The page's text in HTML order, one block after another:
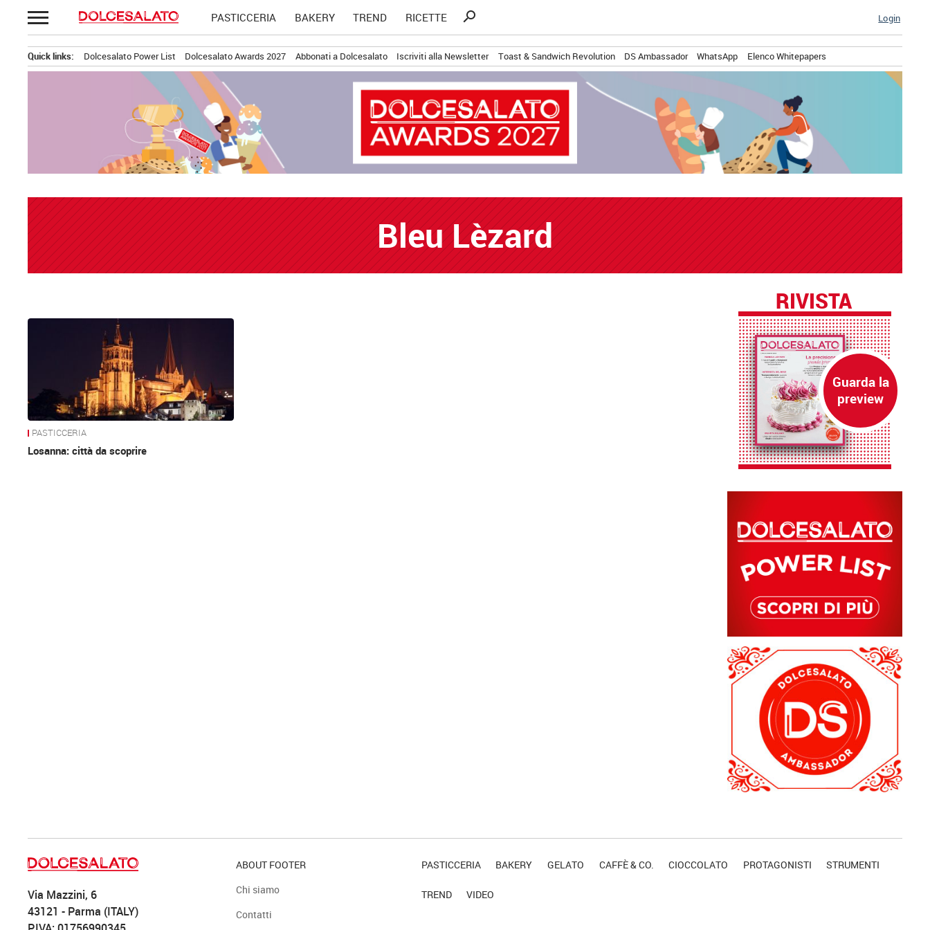
Passa
al
PASTICCERIA BAKERY TREND RICETTE
Ricerca
search Login
Quick links: Dolcesalato Power List Dolcesalato Awards 2027 Abbonati a Dolcesalato Iscriviti alla Newsletter Toast & Sandwich Revolution DS Ambassador WhatsApp Elenco Whitepapers
Bleu Lèzard
News
PASTICCERIA
Losanna: città da scoprire
RIVISTA
Via Mazzini, 6
43121 - Parma (ITALY)
ABOUT FOOTER
Chi siamo
Contatti
PASTICCERIA BAKERY GELATO CAFFÈ & CO. CIOCCOLATO PROTAGONISTI STRUMENTI
TREND VIDEO